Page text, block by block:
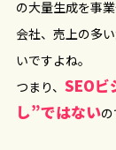
の大量生成を事
会社、売上の多
いですよね。
つまり、 SEOビ
し”ではないの